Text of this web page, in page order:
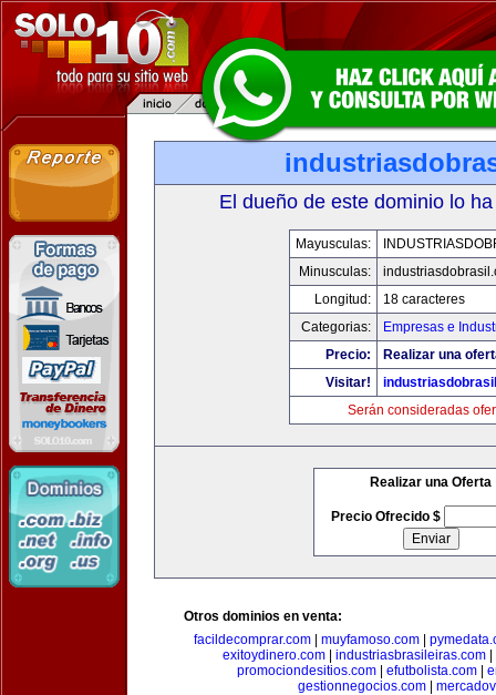
El dueño de este dominio lo
Mayusculas:
Minusculas:
Longitud:
18 caracteres
Categorias:
Empresas e
Precio:
Realizar una
Visitar!
Serán consideradas
Realizar una Oferta
Precio Ofrecido $
Otros dominios en venta:
facildecomprar.com| muyfamoso.com|
exitoydinero.com
industriasbrasileiras.com
promociondesitios.com| efutbolista.com|
gestionnegocios.com|